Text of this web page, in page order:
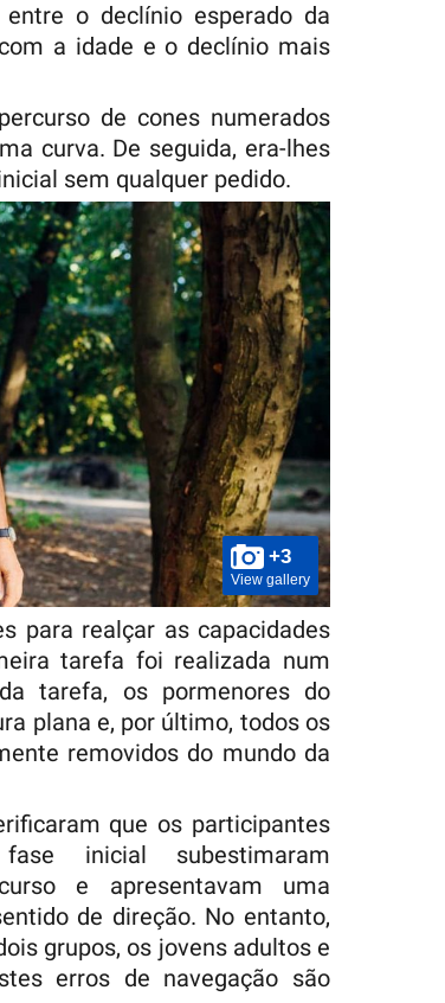
o declínio esperado da
a idade e o declínio mais
de cones numerados
curva. De seguida, era-lhes
sem qualquer pedido.
+3
View gallery
para realçar as capacidades
tarefa foi realizada num
tarefa, os pormenores do
plana e, por último, todos os
removidos do mundo da
que os participantes
inicial subestimaram
e apresentavam uma
de direção. No entanto,
grupos, os jovens adultos e
erros de navegação são